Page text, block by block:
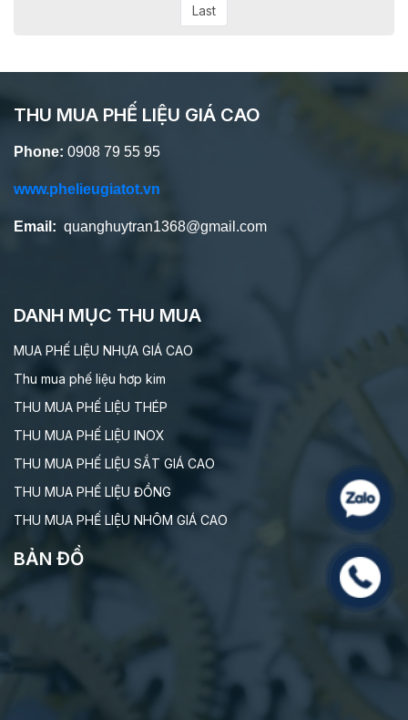
Last
THU MUA PHẾ LIỆU GIÁ CAO
Phone: 0908 79 55 95
www.phelieugiatot.vn
Email: quanghuytran1368@gmail.com
DANH MỤC THU MUA
MUA PHẾ LIỆU NHỰA GIÁ CAO
Thu mua phế liệu hơp kim
THU MUA PHẾ LIỆU THÉP
THU MUA PHẾ LIỆU INOX
THU MUA PHẾ LIỆU SẮT GIÁ CAO
THU MUA PHẾ LIỆU ĐỒNG
THU MUA PHẾ LIỆU NHÔM GIÁ CAO
BẢN ĐỒ